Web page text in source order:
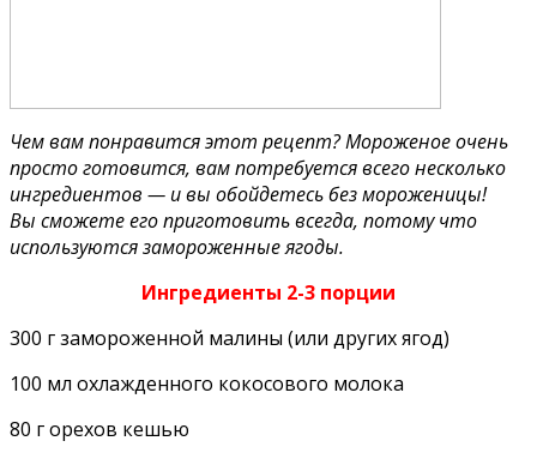
Чем вам понравится этот рецепт? Мороженое очень
просто готовится, вам потребуется всего несколько
ингредиентов — и вы обойдетесь без мороженицы!
Вы сможете его приготовить всегда, потому что
используются замороженные ягоды.
Ингредиенты 2-3 порции
300 г замороженной малины (или других ягод)
100 мл охлажденного кокосового молока
80 г орехов кешью